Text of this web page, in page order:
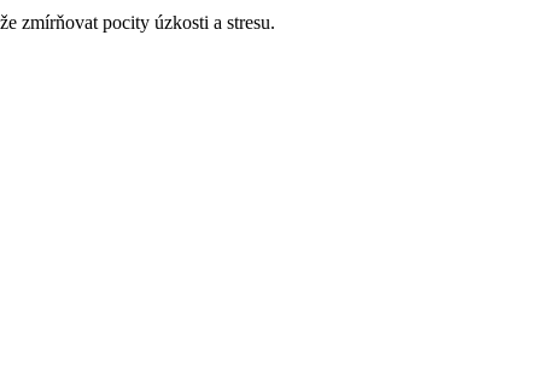
zmírňovat pocity úzkosti a stresu.